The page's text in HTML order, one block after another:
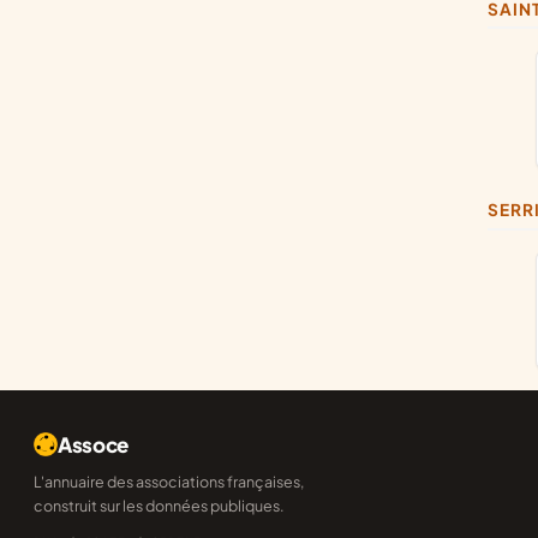
Assoce
L'annuaire des associations françaises,
construit sur les données publiques.